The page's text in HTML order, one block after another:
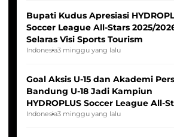
Bupati Kudus Apresiasi
Soccer League All-Stars 2025/
Selaras Visi Sports Tourism
Indonesia3 minggu yang lalu
Goal Aksis U-15 dan Akademi
Bandung U-18 Jadi Kampiun
HYDROPLUS Soccer League All-
2025/2026
Indonesia3 minggu yang lalu